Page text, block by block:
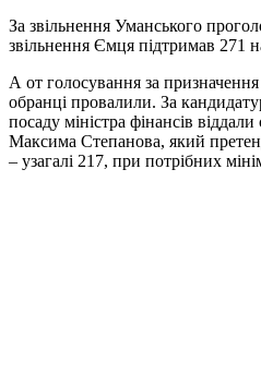
За звільнення Уманського
звільнення Ємця підтримав 271
А от голосування за призначення
обранці провалили. За
посаду міністра фінансів
Максима Степанова, який
– узагалі 217, при потрібних